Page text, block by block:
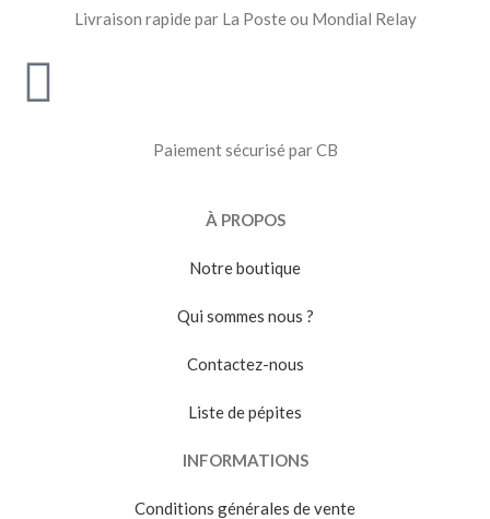
Livraison rapide par La Poste ou Mondial Relay
Paiement sécurisé par CB
À PROPOS
Notre boutique
Qui sommes nous ?
Contactez-nous
Liste de pépites
INFORMATIONS
Conditions générales de vente